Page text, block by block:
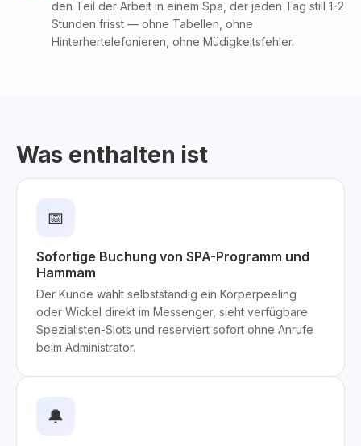
den Teil der Arbeit in einem Spa, der jeden Tag still 1-2
Stunden frisst — ohne Tabellen, ohne
Hinterhertelefonieren, ohne Müdigkeitsfehler.
Was enthalten ist
📅
Sofortige Buchung von SPA-Programm und
Hammam
Der Kunde wählt selbstständig ein Körperpeeling
oder Wickel direkt im Messenger, sieht verfügbare
Spezialisten-Slots und reserviert sofort ohne Anrufe
beim Administrator.
🔔